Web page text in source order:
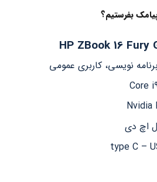
بفرستیم؟
HP ZBook 16 Fury
نویسی، کاربری عمومی